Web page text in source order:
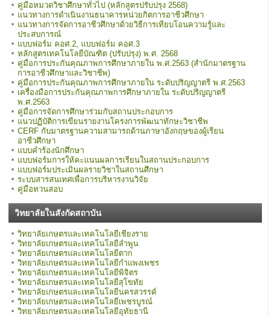
คู่มือหมวดวิชาศึกษาทั่วไป (หลักสูตรปรับปรุง 2568)
แนวทางการดำเนินงานธนาคารหน่วยกิตการอาชีวศึกษา
แนวทางการจัดการอาชีวศึกษาด้วยวิธีการเทียบโอนความรู้และ
ประสบการณ์
แบบฟอร์ม คอศ.2, แบบฟอร์ม คอศ.3
หลักสูตรเทคโนโลยีบัณฑิต (ปรับปรุง) พ.ศ. 2568
คู่มือการประกันคุณภาพการศึกษาภายใน พ.ศ.2563 (สำนักมาตรฐาน
การอาชีวศึกษาและวิชาชีพ)
คู่มือการประกันคุณภาพการศึกษาภายใน ระดับปริญญาตรี พ.ศ.2563
เครื่องมือการประกันคุณภาพการศึกษาภายใน ระดับปริญญาตรี
พ.ศ.2563
คู่มือการจัดการศึกษาร่วมกับสถานประกอบการ
แนวปฏิบัติการเขียนรายงานโครงการพัฒนาทักษะวิชาชีพ
CERF กับมาตรฐานความสามารถด้านภาษาอังกฤษของผู้เรียน
อาชีวศึกษา
แบบคำร้องนักศึกษา
แบบฟอร์มการให้คะแนนผลการเรียนในสถานประกอบการ
แบบฟอร์มประเมินผลรายวิชาในสถานศึกษา
ระบบสารสนเทศเพื่อการบริหารงานวิจัย
คู่มือทวนสอบ
วิทยาลัยในสังกัดสถาบัน
วิทยาลัยเกษตรและเทคโนโลยีเชียงราย
วิทยาลัยเกษตรและเทคโนโลยีลำพูน
วิทยาลัยเกษตรและเทคโนโลยีตาก
วิทยาลัยเกษตรและเทคโนโลยีกำแพงเพชร
วิทยาลัยเกษตรและเทคโนโลยีพิจิตร
วิทยาลัยเกษตรและเทคโนโลยีสุโขทัย
วิทยาลัยเกษตรและเทคโนโลยีนครสวรรค์
วิทยาลัยเกษตรและเทคโนโลยีเพชรบูรณ์
วิทยาลัยเกษตรและเทคโนโลยีอุทัยธานี